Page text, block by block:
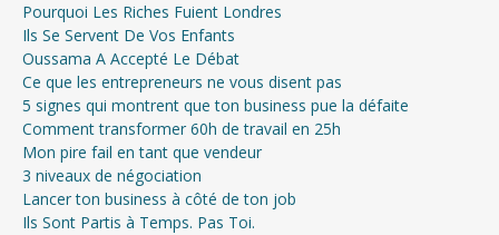
Pourquoi Les Riches Fuient Londres
Ils Se Servent De Vos Enfants
Oussama A Accepté Le Débat
Ce que les entrepreneurs ne vous disent pas
5 signes qui montrent que ton business pue la défaite
Comment transformer 60h de travail en 25h
Mon pire fail en tant que vendeur
3 niveaux de négociation
Lancer ton business à côté de ton job
Ils Sont Partis à Temps. Pas Toi.